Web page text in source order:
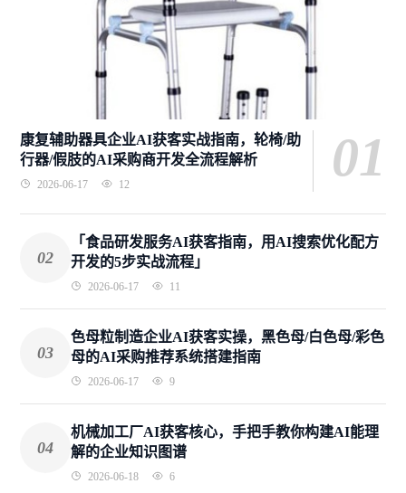
康复辅助器具企业AI获客实战指南，轮椅/助
行器/假肢的AI采购商开发全流程解析
2026-06-17 12 01
02
「食品研发服务AI获客指南，用AI搜索优化配方
开发的5步实战流程」
2026-06-17 11
03
色母粒制造企业AI获客实操，黑色母/白色母/彩色
母的AI采购推荐系统搭建指南
2026-06-17 9
04
机械加工厂AI获客核心，手把手教你构建AI能理
解的企业知识图谱
2026-06-18 6